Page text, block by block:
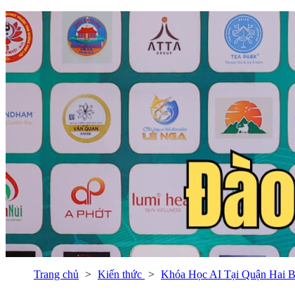
Trang chủ Kiến thức Khóa Học AI Tại Quận Hai